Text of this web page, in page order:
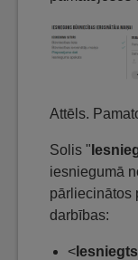
Attēls.
Solis "
iesniegumā
pārliecinātos
darbības:
< Iesniegts